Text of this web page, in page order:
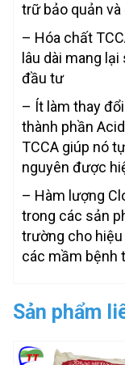
trữ bảo quản
– Hóa chất
lâu dài mang
đầu tư
– Ít làm thay
thành phần
TCCA giúp nó
nguyên được
– Hàm lượng
trong các sản
trường cho
các mầm bệnh
Sản phẩm